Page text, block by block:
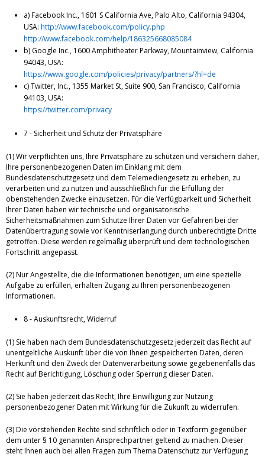
a) Facebook Inc., 1601 S California Ave, Palo Alto, California 94304,
USA: http://www.facebook.com/policy.php
http://www.facebook.com/help/186325668085084
b) Google Inc., 1600 Amphitheater Parkway, Mountainview, California
94043, USA:
https://www.google.com/policies/privacy/partners/?hl=de
c) Twitter, Inc., 1355 Market St, Suite 900, San Francisco, California
94103, USA:
https://twitter.com/privacy
7 - Sicherheit und Schutz der Privatsphäre
(1) Wir verpflichten uns, Ihre Privatsphäre zu schützen und versichern daher,
Ihre personenbezogenen Daten im Einklang mit dem
Bundesdatenschutzgesetz und dem Telemediengesetz zu erheben, zu
verarbeiten und zu nutzen und ausschließlich für die Erfüllung der
obenstehenden Zwecke einzusetzen. Für die Verfügbarkeit und Sicherheit
Ihrer Daten haben wir technische und organisatorische
Sicherheitsmaßnahmen zum Schutze Ihrer Daten vor Gefahren bei der
Datenübertragung sowie vor Kenntniserlangung durch unberechtigte Dritte
getroffen. Diese werden regelmäßig überprüft und dem technologischen
Fortschritt angepasst.
(2) Nur Angestellte, die die Informationen benötigen, um eine spezielle
Aufgabe zu erfüllen, erhalten Zugang zu Ihren personenbezogenen
Informationen.
8 - Auskunftsrecht, Widerruf
(1) Sie haben nach dem Bundesdatenschutzgesetz jederzeit das Recht auf
unentgeltliche Auskunft über die von Ihnen gespeicherten Daten, deren
Herkunft und den Zweck der Datenverarbeitung sowie gegebenenfalls das
Recht auf Berichtigung, Löschung oder Sperrung dieser Daten.
(2) Sie haben jederzeit das Recht, Ihre Einwilligung zur Nutzung
personenbezogener Daten mit Wirkung für die Zukunft zu widerrufen.
(3) Die vorstehenden Rechte sind schriftlich oder in Textform gegenüber
dem unter § 10 genannten Ansprechpartner geltend zu machen. Dieser
steht Ihnen auch bei allen Fragen zum Thema Datenschutz zur Verfügung